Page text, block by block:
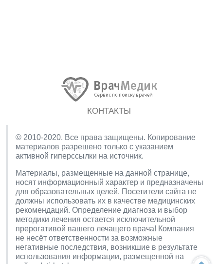
КОНТАКТЫ
© 2010-2020. Все права защищены. Копирование
материалов разрешено только с указанием
активной гиперссылки на источник.
Материалы, размещенные на данной странице,
носят информационный характер и предназначены
для образовательных целей. Посетители сайта не
должны использовать их в качестве медицинских
рекомендаций. Определение диагноза и выбор
методики лечения остается исключительной
прерогативой вашего лечащего врача! Компания
не несёт ответственности за возможные
негативные последствия, возникшие в результате
использования информации, размещенной на